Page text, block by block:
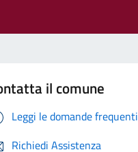
il comune
Leggi le domande frequenti
Richiedi Assistenza